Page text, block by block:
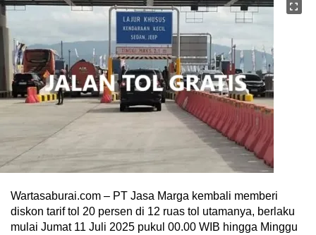
Wartasaburai.com – PT Jasa Marga kembali memberi
diskon tarif tol 20 persen di 12 ruas tol utamanya, berlaku
mulai Jumat 11 Juli 2025 pukul 00.00 WIB hingga Minggu